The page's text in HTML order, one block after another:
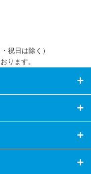
祝日は除く）
ります。